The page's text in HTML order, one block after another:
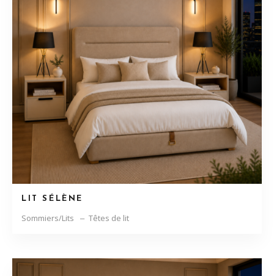
LIT SÉLÈNE
Sommiers/Lits Têtes de lit